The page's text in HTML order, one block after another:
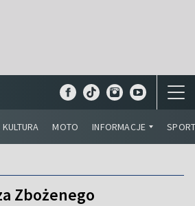
KULTURA MOTO INFORMACJE
Zbożenego